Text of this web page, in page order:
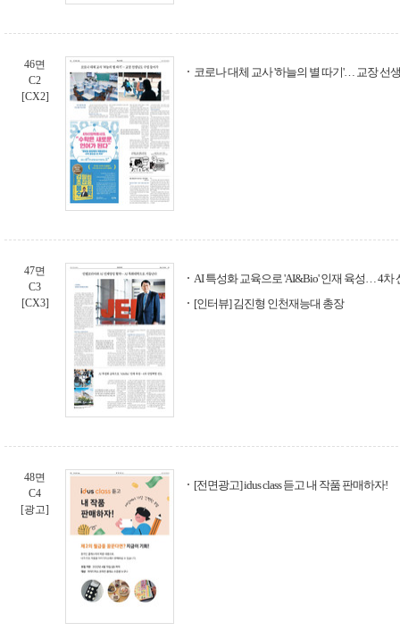
46면
C2
[CX2]
코로나 대체 교사 '하늘의 별 따기'… 교장 선
47면
C3
[CX3]
AI 특성화 교육으로 'AI&Bio' 인재 육성… 4차
[인터뷰] 김진형 인천재능대 총장
48면
C4
[광고]
[전면광고] idus class 듣고 내 작품 판매하자!